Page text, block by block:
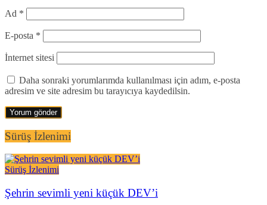
Ad *
E-posta *
İnternet sitesi
Daha sonraki yorumlarımda kullanılması için adım, e-posta
adresim ve site adresim bu tarayıcıya kaydedilsin.
Sürüş İzlenimi
Sürüş İzlenimi
Şehrin sevimli yeni küçük DEV’i